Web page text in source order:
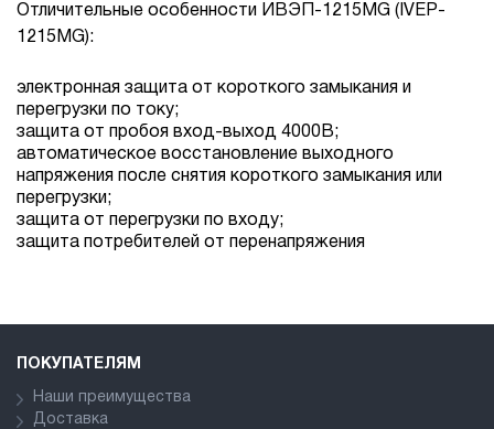
Отличительные особенности ИВЭП-1215MG (IVEP-
1215MG):
электронная защита от короткого замыкания и
перегрузки по току;
защита от пробоя вход-выход 4000В;
автоматическое восстановление выходного
напряжения после снятия короткого замыкания или
перегрузки;
защита от перегрузки по входу;
защита потребителей от перенапряжения
ПОКУПАТЕЛЯМ
Наши преимущества
Доставка